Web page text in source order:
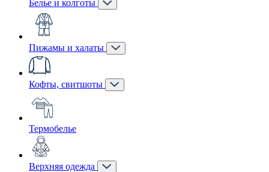
Белье и колготы
Пижамы и халаты
Кофты, свитшоты
Термобелье
Верхняя одежда